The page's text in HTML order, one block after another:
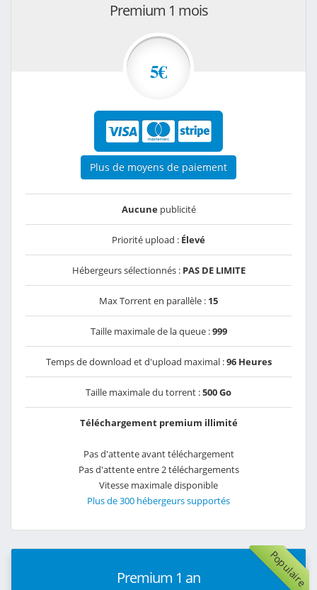
Premium 1 mois
5€
Plus de moyens de paiement
Aucunepublicité
Priorité upload : Élevé
Hébergeurs sélectionnés : PAS DE LIMITE
Max Torrent en parallèle : 15
Taille maximale de la queue :999
Temps de download et d'upload maximal :96 Heures
Taille maximale du torrent :500 Go
Téléchargement premium illimité
Pas d'attente avant téléchargement
Pas d'attente entre 2 téléchargements
Vitesse maximale disponible
Plus de 300 hébergeurs supportés
Populaire
Premium 1 an